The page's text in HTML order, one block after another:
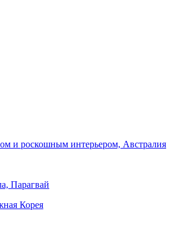
и роскошным интерьером, Австралия
Парагвай
Корея